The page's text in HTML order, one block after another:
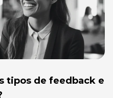
tipos de feedback e